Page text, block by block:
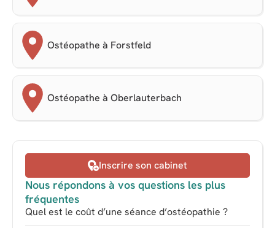
Ostéopathe à Forstfeld
Ostéopathe à Oberlauterbach
Inscrire son cabinet
Nous répondons à vos questions les plus
fréquentes
Quel est le coût d’une séance d’ostéopathie ?